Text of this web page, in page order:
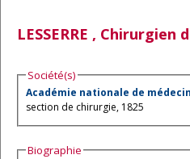
LESSERRE , Chirurgien
Société(s)
Académie nationale de
section de chirurgie, 1825
Biographie